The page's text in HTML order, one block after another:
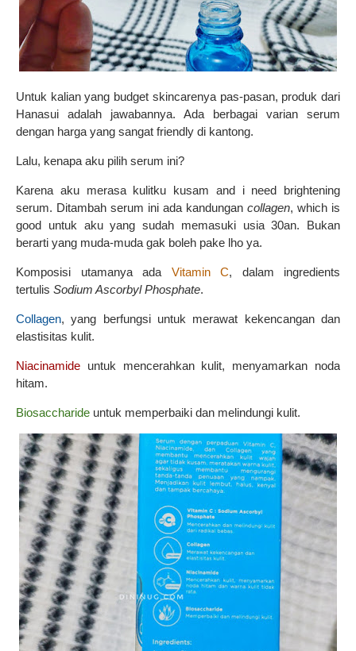
Untuk kalian yang budget skincarenya pas-pasan, produk dari
Hanasui adalah jawabannya. Ada berbagai varian serum
dengan harga yang sangat friendly di kantong.
Lalu, kenapa aku pilih serum ini?
Karena aku merasa kulitku kusam and i need brightening
serum. Ditambah serum ini ada kandungan collagen, which is
good untuk aku yang sudah memasuki usia 30an. Bukan
berarti yang muda-muda gak boleh pake lho ya.
Komposisi utamanya ada Vitamin C, dalam ingredients
tertulis Sodium Ascorbyl Phosphate.
Collagen, yang berfungsi untuk merawat kekencangan dan
elastisitas kulit.
Niacinamide untuk mencerahkan kulit, menyamarkan noda
hitam.
Biosaccharide untuk memperbaiki dan melindungi kulit.